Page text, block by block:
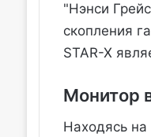
"Нэнси
скопления
STAR-X
Монитор
Находясь